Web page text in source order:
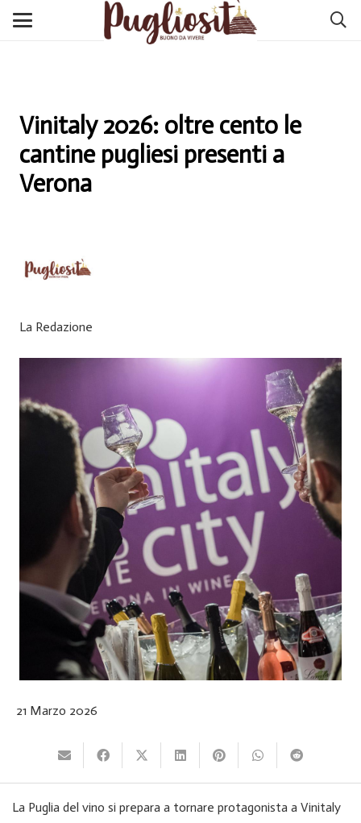
Vinitaly 2026: oltre cento le
cantine pugliesi presenti a
Verona
La Redazione
21 Marzo 2026
La Puglia del vino si prepara a tornare protagonista a Vinitaly